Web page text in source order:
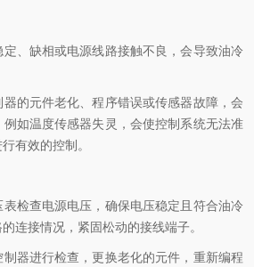
缺相或电源线路接触不良，会导致油冷
元件老化、程序错误或传感器故障，会
如温度传感器失灵，会使控制系统无法准
有效的控制。
查电源电压，确保电压稳定且符合油冷
连接情况，紧固松动的接线端子。
进行检查，更换老化的元件，重新编程